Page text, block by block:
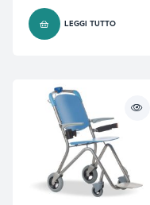
LEGGI TUTTO